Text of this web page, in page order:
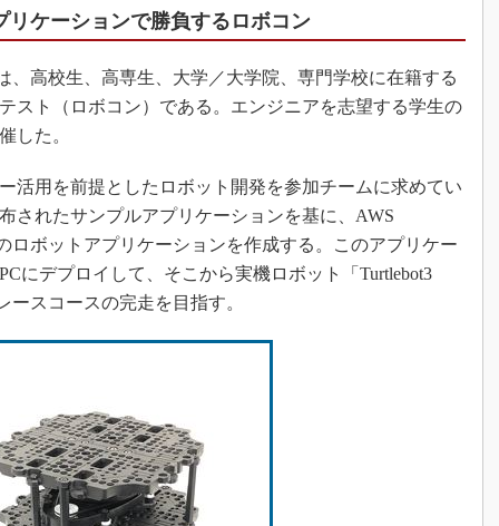
リケーションで勝負するロボコン
、高校生、高専生、大学／大学院、専門学校に在籍する
スト（ロボコン）である。エンジニアを志望する学生の
した。
活用を前提としたロボット開発を参加チームに求めてい
されたサンプルアプリケーションを基に、AWS
ロボットアプリケーションを作成する。このアプリケー
にデプロイして、そこから実機ロボット「Turtlebot3
ースコースの完走を目指す。